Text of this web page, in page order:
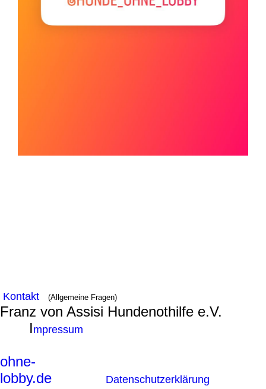
Kontakt (Allgemeine Fragen)
Franz von Assisi Hundenothilfe e.V.
Impressum
ohne-
lobby.de
Datenschutzerklärung